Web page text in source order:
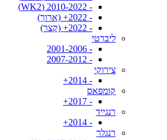
- 2010-2022 (WK2)
- 2022+ (ארוך)
- 2022+ (קצר)
ליברטי
- 2001-2006
- 2007-2012
צירוקי
- 2014+
קומפאס
- 2017+
רנגייד
- 2014+
רנגלר